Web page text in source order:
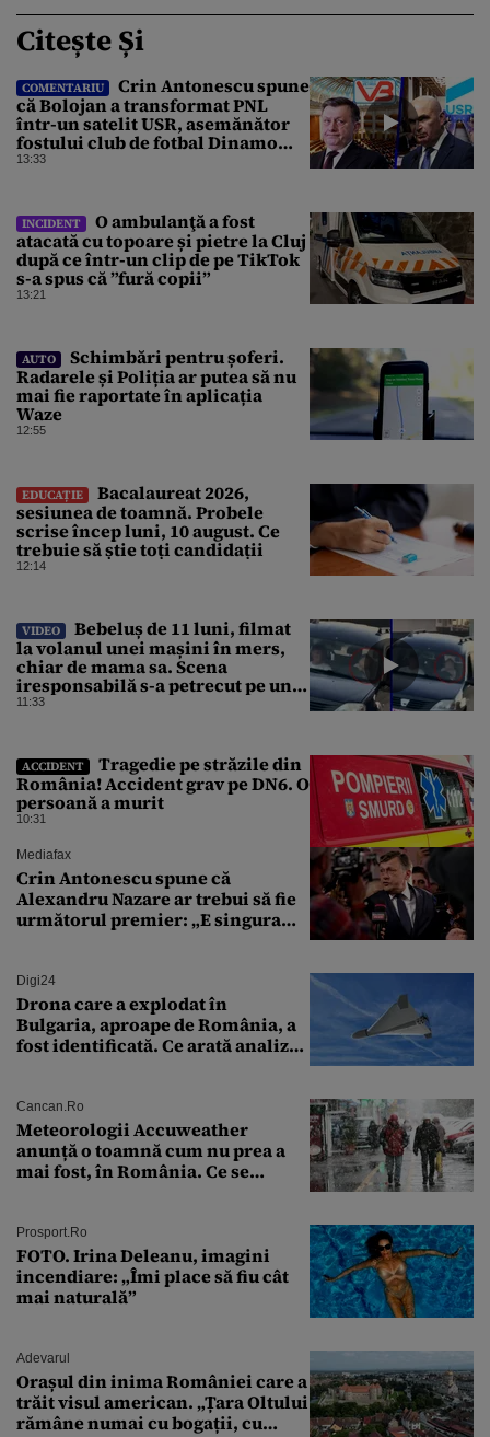
Citește Și
COMENTARIU
Crin Antonescu spune
că Bolojan a transformat PNL
într-un satelit USR, asemănător
fostului club de fotbal Dinamo
Victoria, care a aparținut Miliției
13:33
INCIDENT
O ambulanţă a fost
atacată cu topoare și pietre la Cluj
după ce într-un clip de pe TikTok
s-a spus că ”fură copii”
13:21
AUTO
Schimbări pentru șoferi.
Radarele și Poliția ar putea să nu
mai fie raportate în aplicația
Waze
12:55
EDUCAȚIE
Bacalaureat 2026,
sesiunea de toamnă. Probele
scrise încep luni, 10 august. Ce
trebuie să știe toți candidații
12:14
VIDEO
Bebeluș de 11 luni, filmat
la volanul unei mașini în mers,
chiar de mama sa. Scena
iresponsabilă s-a petrecut pe un
drum public din România
11:33
ACCIDENT
Tragedie pe străzile din
România! Accident grav pe DN6. O
persoană a murit
10:31
Mediafax
Crin Antonescu spune că
Alexandru Nazare ar trebui să fie
următorul premier: „E singura
Digi24
Drona care a explodat în
Bulgaria, aproape de România, a
fost identificată. Ce arată analiza
Cancan.ro
Meteorologii Accuweather
anunță o toamnă cum nu prea a
mai fost, în România. Ce se
București. Pe ce dată ninge
Prosport.ro
FOTO. Irina Deleanu, imagini
incendiare: „Îmi place să fiu cât
mai naturală”
Adevarul
Orașul din inima României care a
trăit visul american. „Țara Oltului
rămâne numai cu bogații, cu